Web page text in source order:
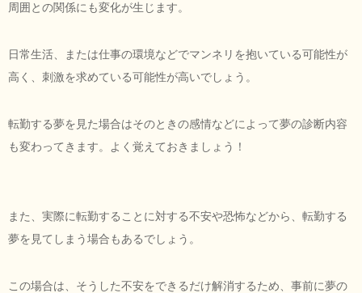
周囲との関係にも変化が生じます。
日常生活、または仕事の環境などでマンネリを抱いている可能性が
高く、刺激を求めている可能性が高いでしょう。
転勤する夢を見た場合はそのときの感情などによって夢の診断内容
も変わってきます。よく覚えておきましょう！
また、実際に転勤することに対する不安や恐怖などから、転勤する
夢を見てしまう場合もあるでしょう。
この場合は、そうした不安をできるだけ解消するため、事前に夢の